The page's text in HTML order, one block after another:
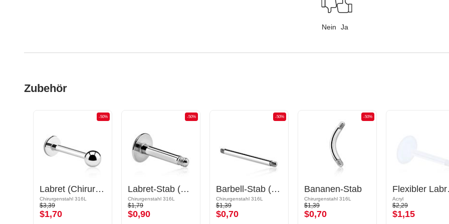
Nein Ja
Zubehör
-50%
Labret (Chirurgenstahl, silber, glänzend)
Chirurgenstahl 316L
$3,39
$1,70
-50%
Labret-Stab (Chirurgenstahl, silber, glänzend)
Chirurgenstahl 316L
$1,79
$0,90
-50%
Barbell-Stab (Chirurgenstahl, silber, glänzend)
Chirurgenstahl 316L
$1,39
$0,70
-50%
Bananen-Stab
Chirurgenstahl 316L
$1,39
$0,70
Acryl
$2,29
$1,15